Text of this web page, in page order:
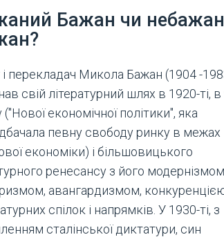
Бажан чи
перекладач Микола Бажан (1904 -
свій літературний шлях в 1920-ті, в
економічної політики", яка
певну свободу ринку в межах
економіки) і більшовицького
ренесансу з його
авангардизмом,
спілок і напрямків. У 1930-ті, з
сталінської диктатури, син